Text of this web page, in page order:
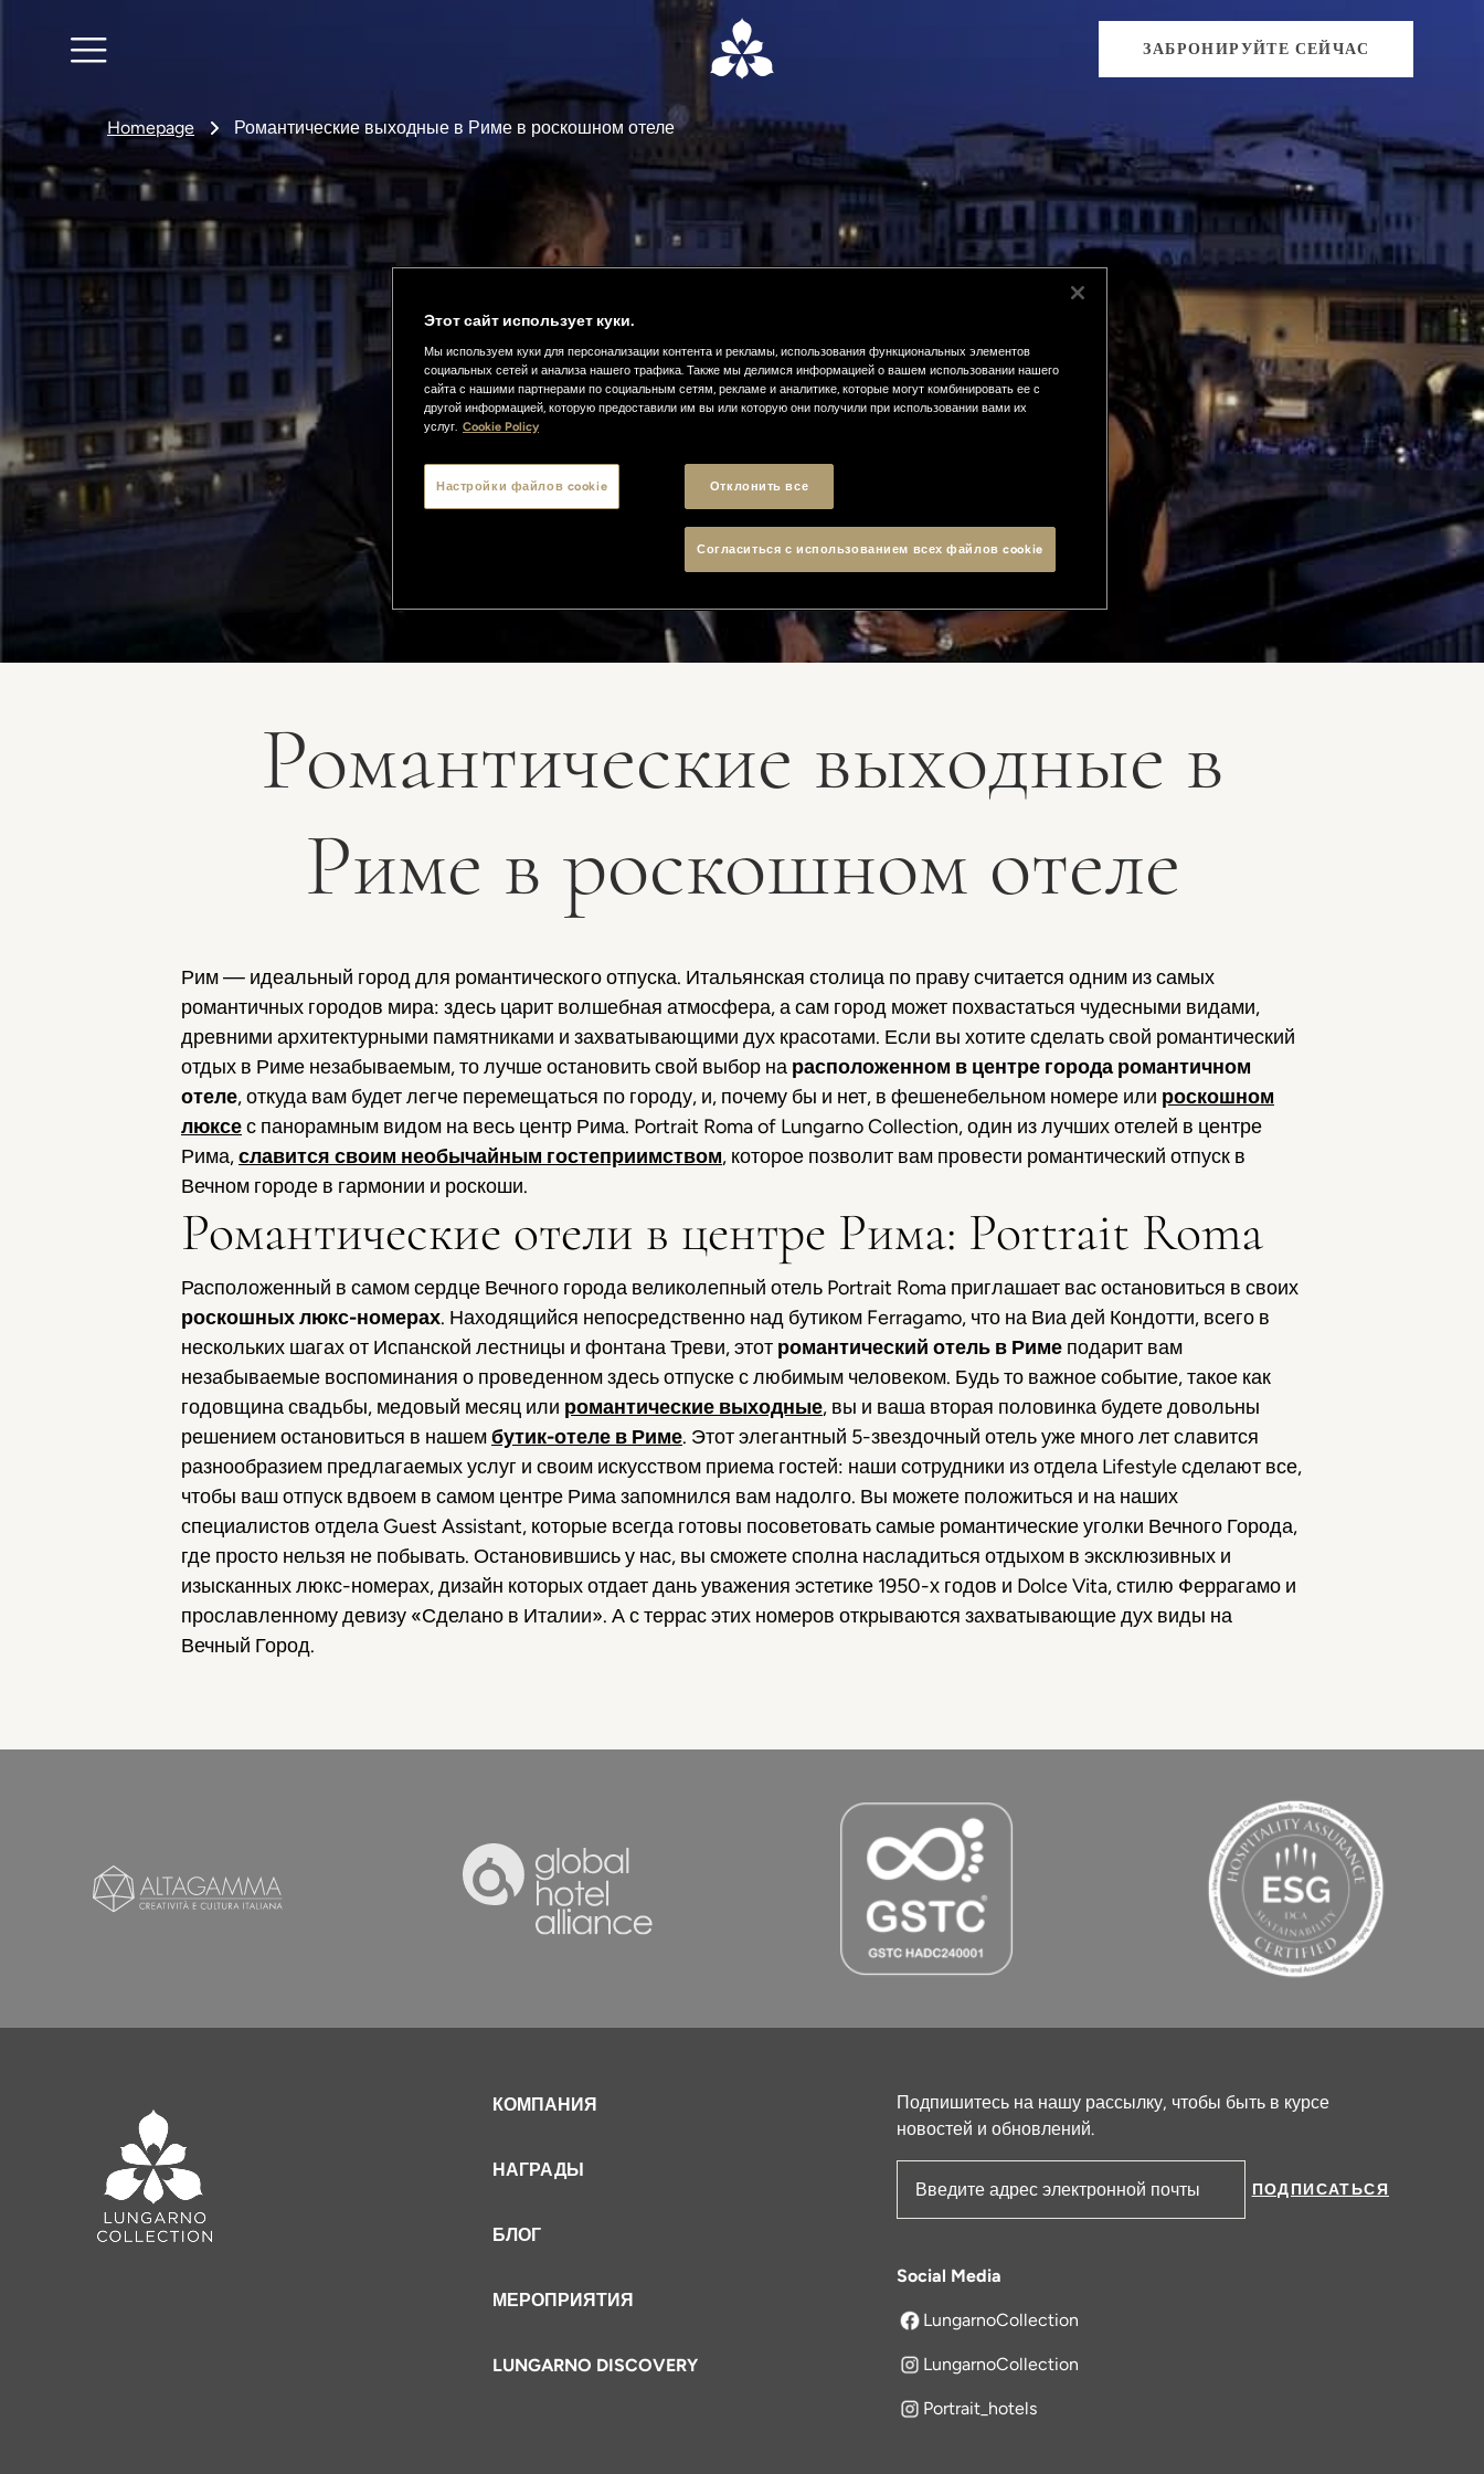
ЗАБРОНИРУЙТЕ СЕЙЧАС
Homepage Романтические выходные в Риме в роскошном отеле
Романтические выходные в
Риме в роскошном отеле
Рим — идеальный город для романтического отпуска. Итальянская столица по праву считается одним из самых
романтичных городов мира: здесь царит волшебная атмосфера, а сам город может похвастаться чудесными видами,
древними архитектурными памятниками и захватывающими дух красотами. Если вы хотите сделать свой романтический
отдых в Риме незабываемым, то лучше остановить свой выбор на расположенном в центре города романтичном
отеле, откуда вам будет легче перемещаться по городу, и, почему бы и нет, в фешенебельном номере или роскошном
люксес панорамным видом на весь центр Рима. Portrait Roma of Lungarno Collection, один из лучших отелей в центре
Рима,славится своим необычайным гостеприимством, которое позволит вам провести романтический отпуск в
Вечном городе в гармонии и роскоши.
Романтические отели в центре Рима: Portrait Roma
Расположенный в самом сердце Вечного города великолепный отель Portrait Roma приглашает вас остановиться в своих
роскошных люкс-номерах. Находящийся непосредственно над бутиком Ferragamo, что на Виа дей Кондотти, всего в
нескольких шагах от Испанской лестницы и фонтана Треви, этот романтический отель в Риме подарит вам
незабываемые воспоминания о проведенном здесь отпуске с любимым человеком. Будь то важное событие, такое как
годовщина свадьбы, медовый месяц или романтические выходные, вы и ваша вторая половинка будете довольны
решением остановиться в нашембутик-отеле в Риме. Этот элегантный 5-звездочный отель уже много лет славится
разнообразием предлагаемых услуг и своим искусством приема гостей: наши сотрудники из отдела Lifestyle сделают все,
чтобы ваш отпуск вдвоем в самом центре Рима запомнился вам надолго. Вы можете положиться и на наших
специалистов отдела Guest Assistant, которые всегда готовы посоветовать самые романтические уголки Вечного Города,
где просто нельзя не побывать. Остановившись у нас, вы сможете сполна насладиться отдыхом в эксклюзивных и
изысканных люкс-номерах, дизайн которых отдает дань уважения эстетике 1950-х годов и Dolce Vita, стилю Феррагамо и
прославленному девизу «Сделано в Италии». А с террас этих номеров открываются захватывающие дух виды на
Вечный Город.
КОМПАНИЯ
НАГРАДЫ
БЛОГ
МЕРОПРИЯТИЯ
LUNGARNO DISCOVERY
Подпишитесь на нашу рассылку, чтобы быть в курсе
новостей и обновлений.
Адрес электронной почты
ПОДПИСАТЬСЯ
Social Media
LungarnoCollection
открывается в новой вкладке
LungarnoCollection
Portrait_hotels
Этот сайт использует куки.
Мы используем куки для персонализации контента и рекламы, использования функциональных элементов
социальных сетей и анализа нашего трафика. Также мы делимся информацией о вашем использовании нашего
сайта с нашими партнерами по социальным сетям, рекламе и аналитике, которые могут комбинировать ее с
другой информацией, которую предоставили им вы или которую они получили при использовании вами их
услуг. Cookie Policy
Отклонить все
Согласиться с использованием всех файлов cookie
Настройки файлов cookie